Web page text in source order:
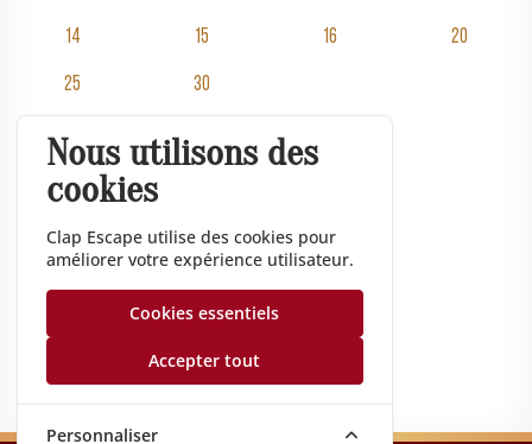
Nous utilisons des
cookies
Clap Escape utilise des cookies pour
améliorer votre expérience utilisateur.
Cookies essentiels
Accepter tout
Personnaliser
Salles
Événementiel
Cadeau
Entreprise
Nos conseils
14 15 16 20
25 30